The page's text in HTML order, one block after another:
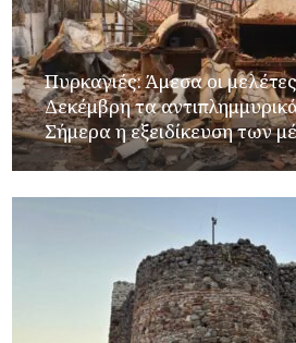
Πυρκαγιές: Άμεσα οι
Δεκέμβρη τα
Σήμερα η εξειδίκευση των